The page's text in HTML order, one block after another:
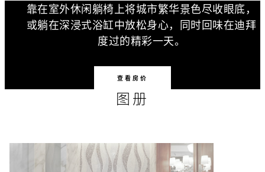
靠在室外休闲躺椅上将城市繁华景色尽收眼底，
或躺在深浸式浴缸中放松身心，同时回味在迪拜
度过的精彩一天。
查看房价
图册